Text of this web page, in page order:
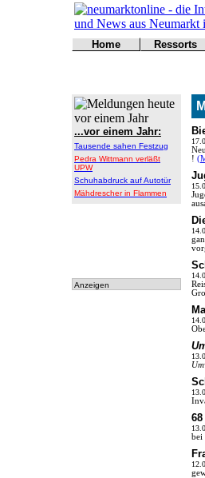
!
bei
...vor einem Jahr:
Tausende sahen Festzug
Pedra Wittmann verläßt
UPW
Schuhabdruck auf Autotür
Mähdrescher in Flammen
Anzeigen
Home
Ressorts
Wirtschaft
Sport
Online